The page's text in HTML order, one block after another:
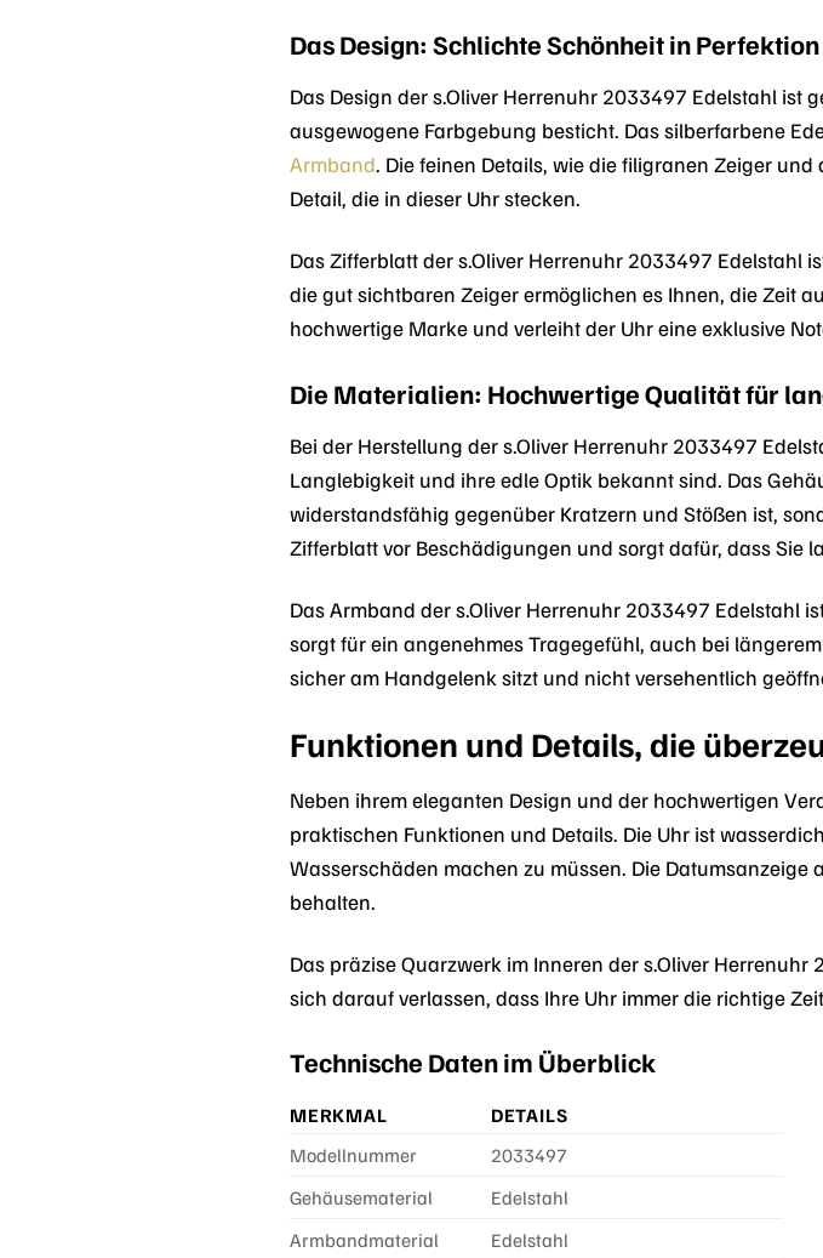
Das Design: Schlichte Schönheit in Perfektion
Das Design der s.Oliver Herrenuhr 2033497 Edelstahl
ausgewogene Farbgebung besticht. Das silberfarbene
Armband. Die feinen Details, wie die filigranen Zeiger
Detail, die in dieser Uhr stecken.
Das Zifferblatt der s.Oliver Herrenuhr 2033497 Edelstahl
die gut sichtbaren Zeiger ermöglichen es Ihnen, die Zeit
hochwertige Marke und verleiht der Uhr eine exklusive
Die Materialien: Hochwertige Qualität für
Bei der Herstellung der s.Oliver Herrenuhr 2033497
Langlebigkeit und ihre edle Optik bekannt sind. Das
widerstandsfähig gegenüber Kratzern und Stößen ist,
Zifferblatt vor Beschädigungen und sorgt dafür, dass Sie
Das Armband der s.Oliver Herrenuhr 2033497 Edelstahl
sorgt für ein angenehmes Tragegefühl, auch bei
sicher am Handgelenk sitzt und nicht versehentlich
Funktionen und Details, die
Neben ihrem eleganten Design und der hochwertigen
praktischen Funktionen und Details. Die Uhr ist
Wasserschäden machen zu müssen. Die
behalten.
Das präzise Quarzwerk im Inneren der s.Oliver
sich darauf verlassen, dass Ihre Uhr immer die richtige
Technische Daten im Überblick
MERKMAL
DETAILS
Modellnummer
2033497
Gehäusematerial
Edelstahl
Armbandmaterial
Edelstahl